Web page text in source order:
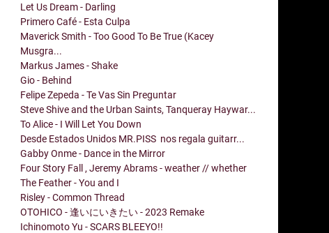
Let Us Dream - Darling
Primero Café - Esta Culpa
Maverick Smith - Too Good To Be True (Kacey
Musgra...
Markus James - Shake
Gio - Behind
Felipe Zepeda - Te Vas Sin Preguntar
Steve Shive and the Urban Saints, Tanqueray Haywar...
To Alice - I Will Let You Down
Desde Estados Unidos MR.PISS nos regala guitarr...
Gabby Onme - Dance in the Mirror
Four Story Fall , Jeremy Abrams - weather // whether
The Feather - You and I
Risley - Common Thread
OTOHICO - 逢いにいきたい - 2023 Remake
Ichinomoto Yu - SCARS BLEEYO!!